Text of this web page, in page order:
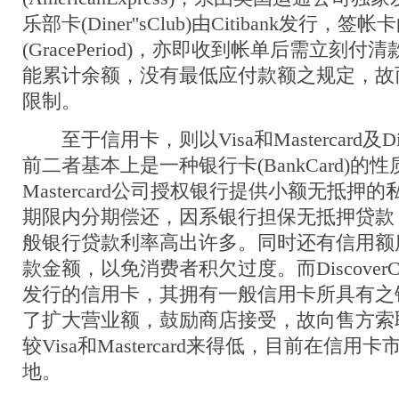
乐部卡(Diner''sClub)由Citibank发行，签帐
(GracePeriod)，亦即收到帐单后需立刻付
能累计余额，没有最低应付款额之规定，
限制。
至于信用卡，则以Visa和Mastercard及
前二者基本上是一种银行卡(BankCard)的性
Mastercard公司授权银行提供小额无抵押的
期限内分期偿还，因系银行担保无抵押贷
般银行贷款利率高出许多。同时还有信用
款金额，以免消费者积欠过度。而
发行的信用卡，其拥有一般信用卡所具有
了扩大营业额，鼓励商店接受，故向售方
较Visa和Mastercard来得低，目前在信用卡
地。